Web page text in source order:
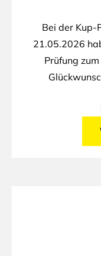
Bei der Kup-
21.05.2026
Prüfung